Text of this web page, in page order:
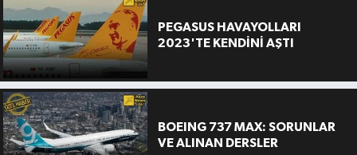
PEGASUS HAVAYOLLARI
2023'TE KENDİNİ AŞTI
BOEING 737 MAX: SORUNLAR
VE ALINAN DERSLER